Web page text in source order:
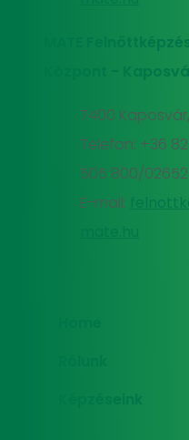
MATE
Központ -
7400
Telefon: +36
505 800/02652
E-mail: